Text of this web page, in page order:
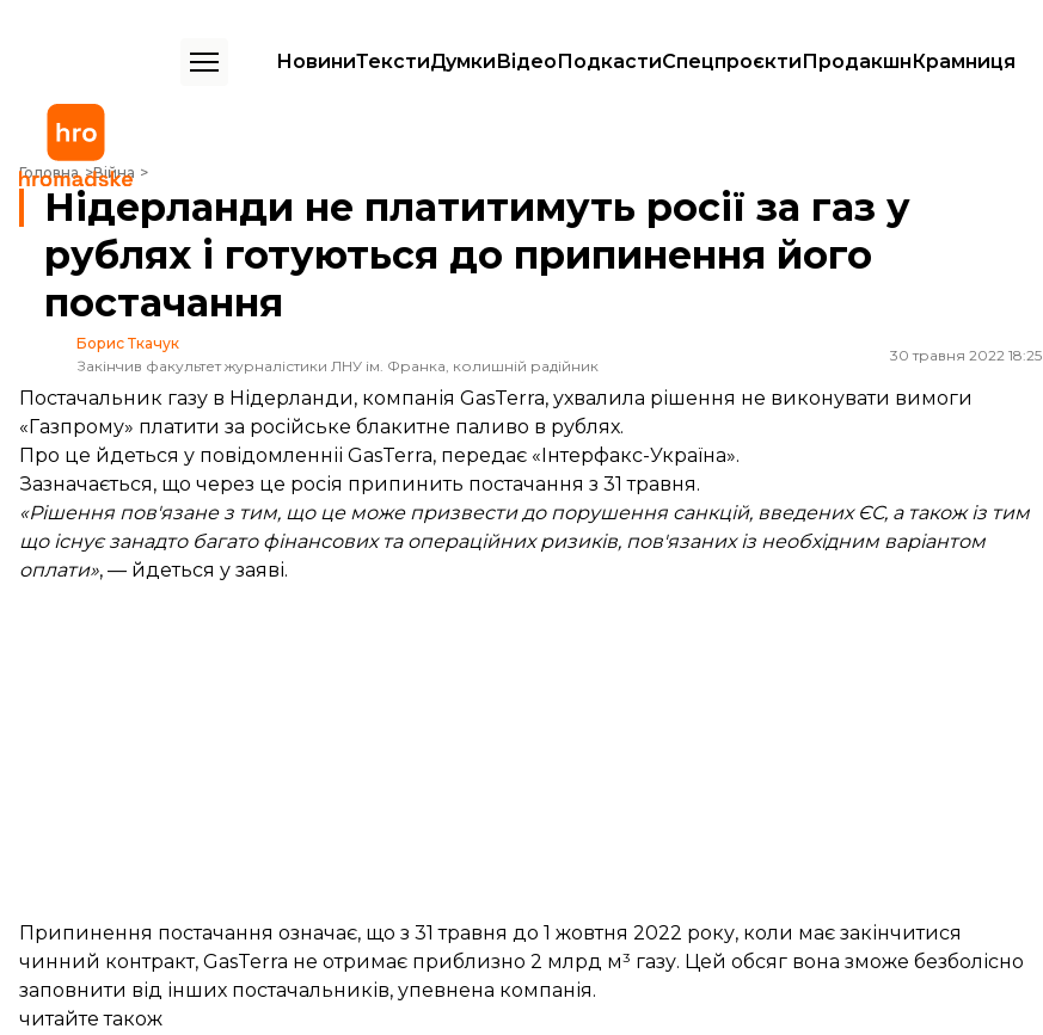
НовиниТекстиДумкиВідеоПодкастиСпецпроєктиПродакшнКрамниця
Головна Війна
Нідерланди не платитимуть росії за газ у рублях і готуються до припинення його постачання
Нідерланди не платитимуть росії за газ у
рублях і готуються до припинення його
постачання
Борис Ткачук
Закінчив факультет журналістики ЛНУ ім. Франка, колишній радійник
30 травня 2022 18:25
Постачальник газу в Нідерланди, компанія GasTerra, ухвалила рішення не виконувати вимоги
«Газпрому» платити за російське блакитне паливо в рублях.
Про це йдеться у повідомленніі GasTerra, передає «Інтерфакс-Україна».
Зазначається, що через це росія припинить постачання з 31 травня.
«Рішення пов'язане з тим, що це може призвести до порушення санкцій, введених ЄС, а також із тим
що існує занадто багато фінансових та операційних ризиків, пов'язаних із необхідним варіантом
оплати», — йдеться у заяві.
Припинення постачання означає, що з 31 травня до 1 жовтня 2022 року, коли має закінчитися
чинний контракт, GasTerra не отримає приблизно 2 млрд м³ газу. Цей обсяг вона зможе безболісно
заповнити від інших постачальників, упевнена компанія.
читайте також